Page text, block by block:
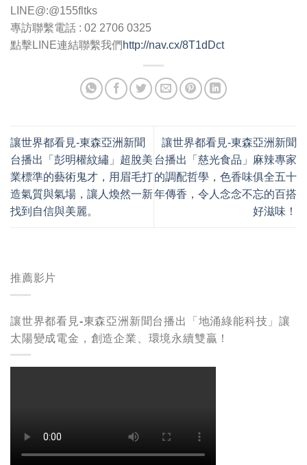
推薦影片
讓世界都看見-東森亞洲新聞台播出「地涌綠能科技」讓
太陽變成電金，創造企業、環境永續雙贏！
LINE@:@155fltks
專訪聯繫電話 : 02 2706 0325
點擊LINE連結聯繫我們 http://nav.cx/8T1dDct
讓世界都看見-東森亞洲新聞
台播出「彭明權紋繡」超脫美
業標準的藝術鬼才，用眉毛打
造氣質與氣場，讓人煥然一新
找到自信與美麗。
讓世界都看見-東森亞洲新聞
台播出「慈光食品」麻辣專家
的調配哲學，色香味俱全五十
年傳香，令人念念不忘的百搭
好滋味！